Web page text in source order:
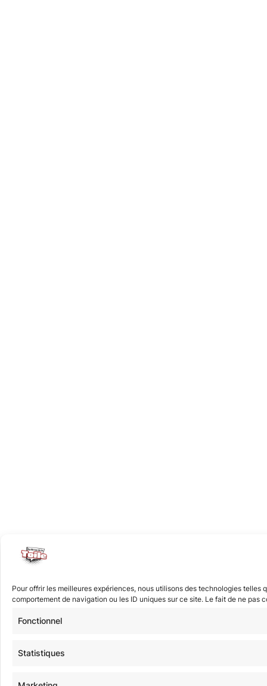
Pour offrir les meilleures expériences, nous utilisons des technologies
comportement de navigation ou les ID uniques sur ce site. Le fait de ne
Fonctionnel
Statistiques